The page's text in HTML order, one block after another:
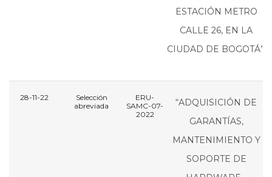
ESTACIÓN METRO
CALLE 26, EN LA
CIUDAD DE BOGOTÁ”.
28-11-22
Selección
abreviada
ERU-
SAMC-07-
2022
“ADQUISICIÓN DE
GARANTÍAS,
MANTENIMIENTO Y
SOPORTE DE